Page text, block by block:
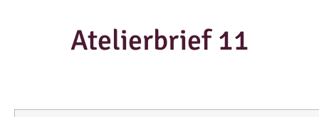
Atelierbrief 11